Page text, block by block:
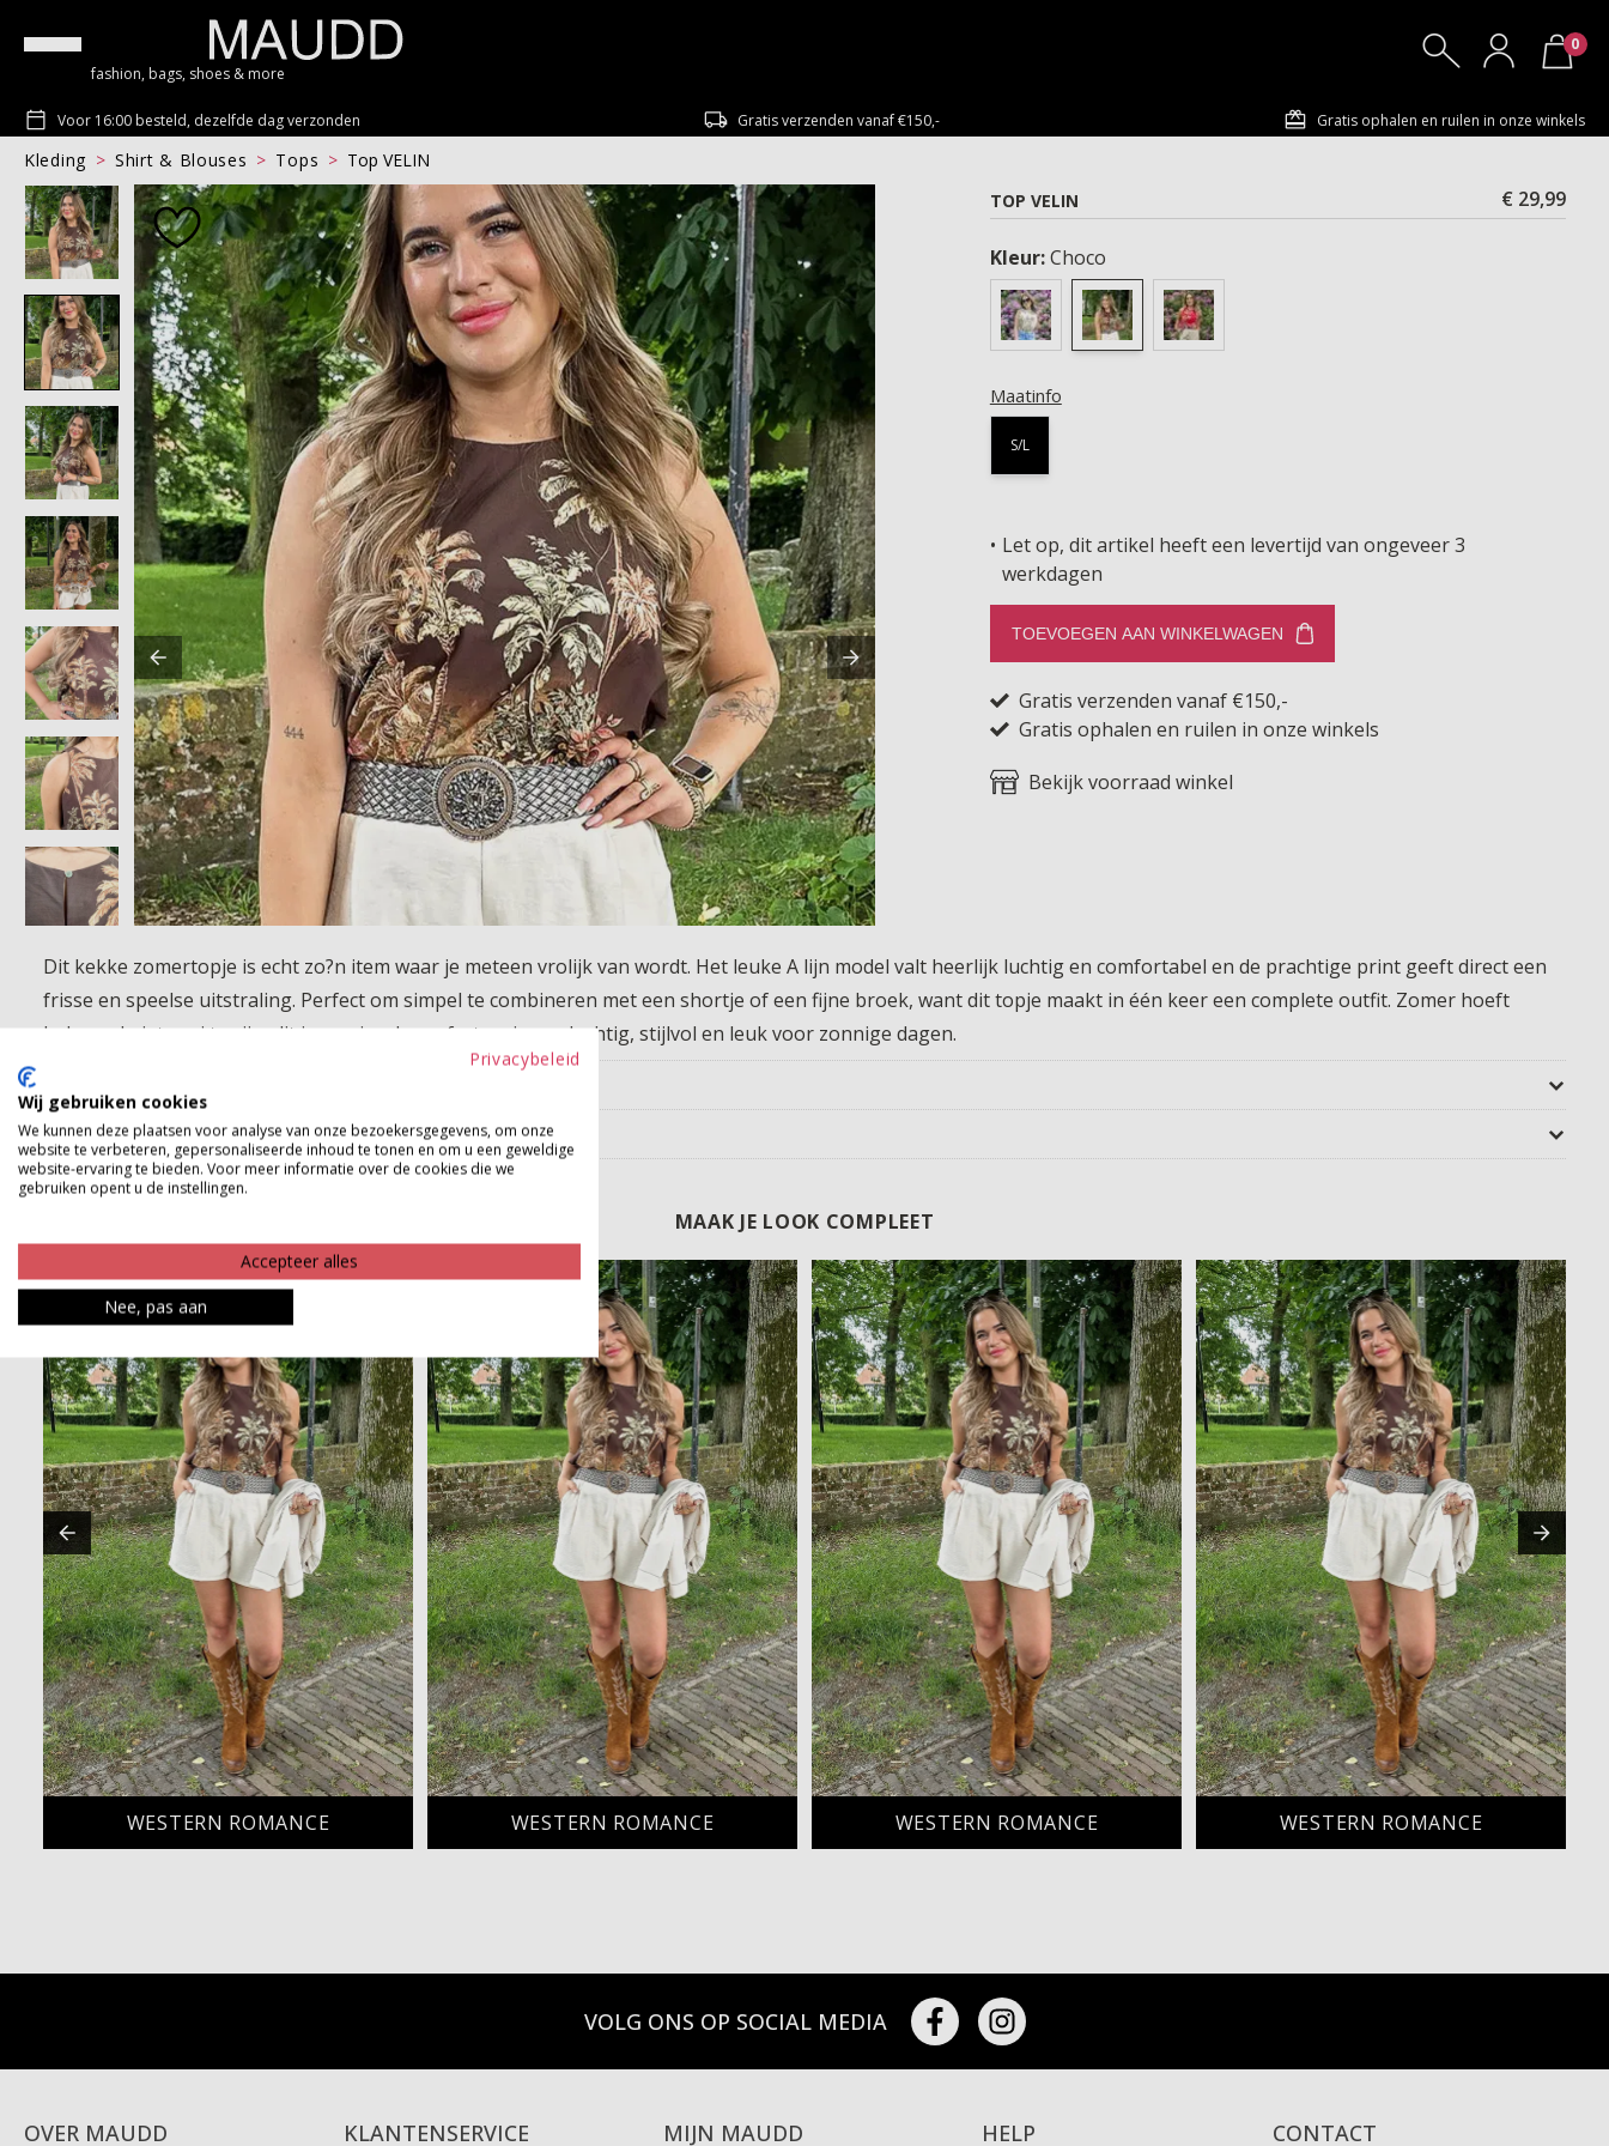
fashion, bags, shoes & more
0
Voor 16:00 besteld, dezelfde dag verzonden Gratis verzenden vanaf €150,- Gratis ophalen en ruilen in onze winkels
Kleding Shirt & Blouses Tops
Top VELIN
TOP VELIN
€ 29,99
Kleur:Choco
Maatinfo
S/L
Let op, dit artikel heeft een levertijd van ongeveer 3
werkdagen
TOEVOEGEN AAN WINKELWAGEN
Gratis verzenden vanaf €150,-
Gratis ophalen en ruilen in onze winkels
Bekijk voorraad winkel
Dit kekke zomertopje is echt zo?n item waar je meteen vrolijk van wordt. Het leuke A lijn model valt heerlijk luchtig en comfortabel en de prachtige print geeft direct een
frisse en speelse uitstraling. Perfect om simpel te combineren met een shortje of een fijne broek, want dit topje maakt in één keer een complete outfit. Zomer hoeft
helemaal niet saai te zijn, dit is precies de perfecte mix van luchtig, stijlvol en leuk voor zonnige dagen.
Betaalinformatie
MAAK JE LOOK COMPLEET
WESTERN ROMANCE WESTERN ROMANCE WESTERN ROMANCE WESTERN ROMANCE
VOLG ONS OP SOCIAL MEDIA
OVER MAUDD KLANTENSERVICE MIJN MAUDD HELP CONTACT
Privacybeleid
Wij gebruiken cookies
We kunnen deze plaatsen voor analyse van onze bezoekersgegevens, om onze
website te verbeteren, gepersonaliseerde inhoud te tonen en om u een geweldige
website-ervaring te bieden. Voor meer informatie over de cookies die we
gebruiken opent u de instellingen.
Accepteer alles
Nee, pas aan